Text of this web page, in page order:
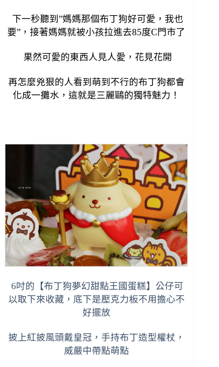
下一秒聽到”媽媽那個布丁狗好可愛，我也
要”，接著媽媽就被小孩拉進去85度C門市了
果然可愛的東西人見人愛，花見花開
再怎麼兇狠的人看到萌到不行的布丁狗都會
化成一攤水 ，這就是三麗鷗的獨特魅力！
6吋的【布丁狗夢幻甜點王國蛋糕】公仔可
以取下來收藏，底下是壓克力板不用擔心不
好擺放
披上紅披風頭戴皇冠，手持布丁造型權杖，
威嚴中帶點萌點